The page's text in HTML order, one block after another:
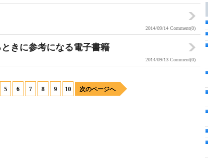
2014/09/14 Comment(0)
きに参考になる電子書籍
2014/09/13 Comment(0)
5 6 7 8 9 10 次のページへ